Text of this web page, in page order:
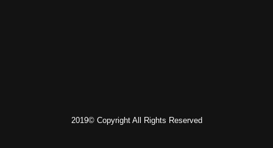
2019© Copyright All Rights Reserved